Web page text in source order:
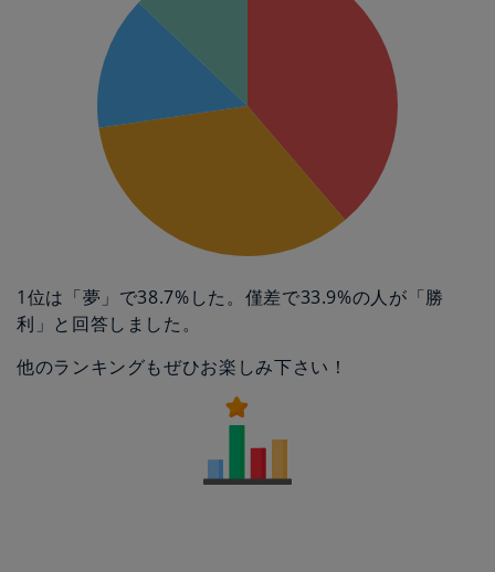
1位は「夢」で38.7%した。僅差で33.9%の人が「勝
利」と回答しました。
他のランキングもぜひお楽しみ下さい！